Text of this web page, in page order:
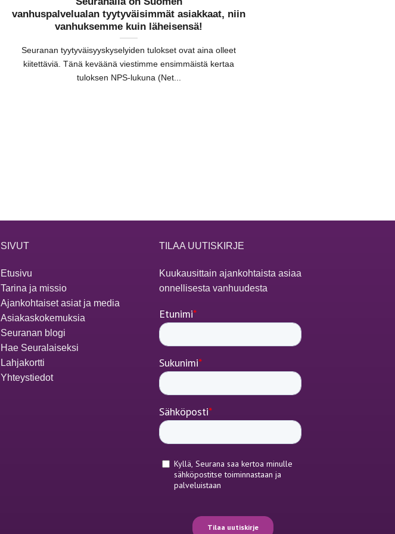
vanhuspalvelualan tyytyväisimmät asiakkaat, niin
vanhuksemme kuin läheisensä!
Seuranan tyytyväisyyskyselyiden tulokset ovat aina olleet
kiitettäviä. Tänä keväänä viestimme ensimmäistä kertaa
tuloksen NPS-lukuna (Net...
SIVUT
Etusivu
Tarina ja missio
Ajankohtaiset asiat ja media
Asiakaskokemuksia
Seuranan blogi
Hae Seuralaiseksi
Lahjakortti
Yhteystiedot
TILAA UUTISKIRJE
Kuukausittain ajankohtaista asiaa
onnellisesta vanhuudesta